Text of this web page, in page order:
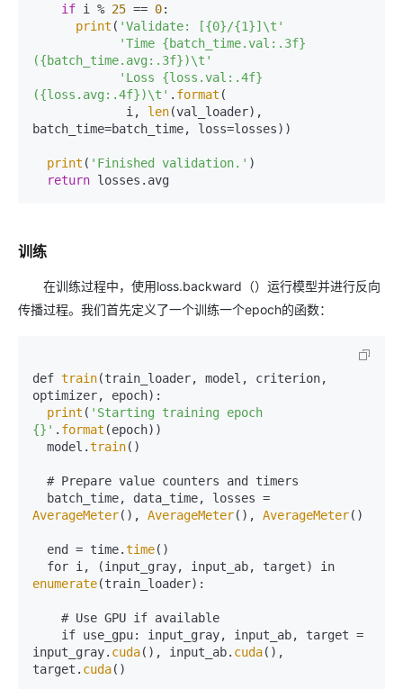
if i % 25 == 0:
print ( 'Validate: [{0}/{1}]\t'
'Time {batch_time.val:.3f}
({batch_time.avg:.3f})\t'
'Loss {loss.val:.4f}
({loss.avg:.4f})\t' . format (
             i,
len(val_loader),
batch_time=batch_time, loss=losses))
print ( 'Finished validation.' )
return
训练
在训练过程中，使用loss.backward（）运行模型并进行反向
传播过程。我们首先定义了一个训练一个epoch的函数：
def train(train_loader, model, criterion,
optimizer, epoch):
print ( 'Starting training epoch
{}' . format (epoch))
  model.
train()
AverageMeter(), AverageMeter(), AverageMeter()
  end = time.
time()
enumerate(train_loader):
input_gray. cuda(), input_ab. cuda(),
target. cuda()